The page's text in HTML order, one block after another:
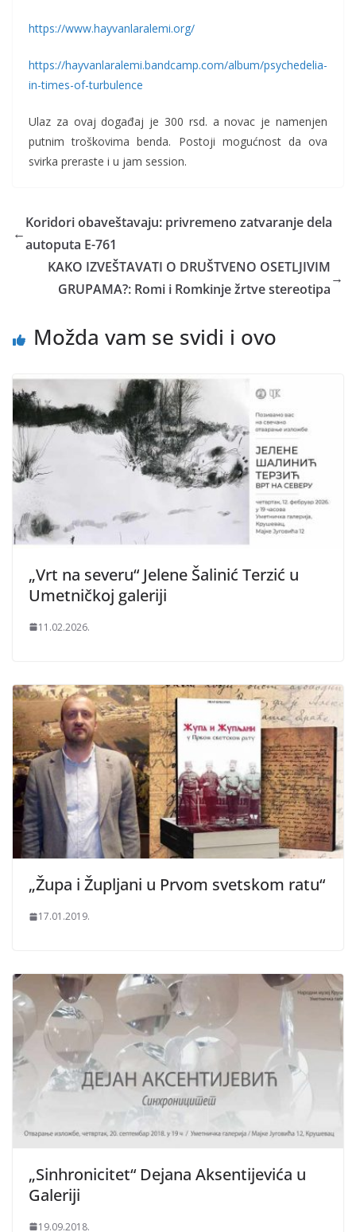
https://www.hayvanlaralemi.org/
https://hayvanlaralemi.bandcamp.com/album/psychedelia-
in-times-of-turbulence
Ulaz za ovaj događaj je 300 rsd. a novac je namenjen
putnim troškovima benda. Postoji mogućnost da ova
svirka preraste i u jam session.
←
Koridori obaveštavaju: privremeno zatvaranje dela
autoputa E-761
KAKO IZVEŠTAVATI O DRUŠTVENO OSETLJIVIM
GRUPAMA?: Romi i Romkinje žrtve stereotipa
→
Možda vam se svidi i ovo
„Vrt na severu“ Jelene Šalinić Terzić u
Umetničkoj galeriji
11.02.2026.
„Župa i Župljani u Prvom svetskom ratu“
17.01.2019.
„Sinhronicitet“ Dejana Aksentijevića u
Galeriji
19.09.2018.